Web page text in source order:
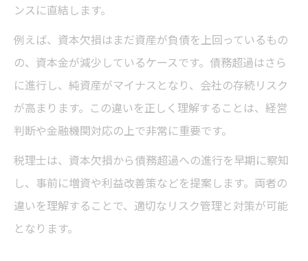
ンスに直結します。
例えば、資本欠損はまだ資産が負債を上回っているもの
の、資本金が減少しているケースです。債務超過はさら
に進行し、純資産がマイナスとなり、会社の存続リスク
が高まります。この違いを正しく理解することは、経営
判断や金融機関対応の上で非常に重要です。
税理士は、資本欠損から債務超過への進行を早期に察知
し、事前に増資や利益改善策などを提案します。両者の
違いを理解することで、適切なリスク管理と対策が可能
となります。